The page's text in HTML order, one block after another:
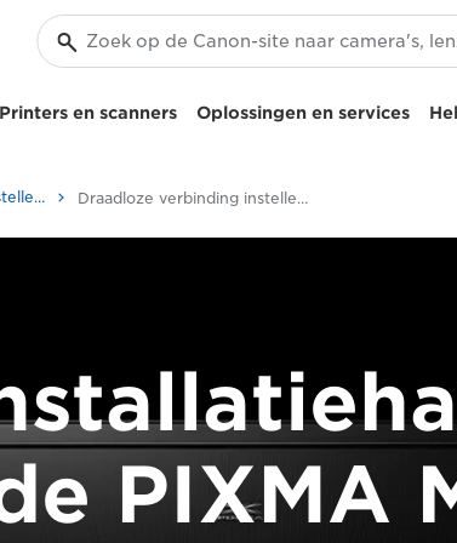
Printers en scanners Oplossingen en services
Draadloze verbinding instellen voor PIXMA-printers Draadloze verbinding instellen voor PIXMA MG6450
PIXMA